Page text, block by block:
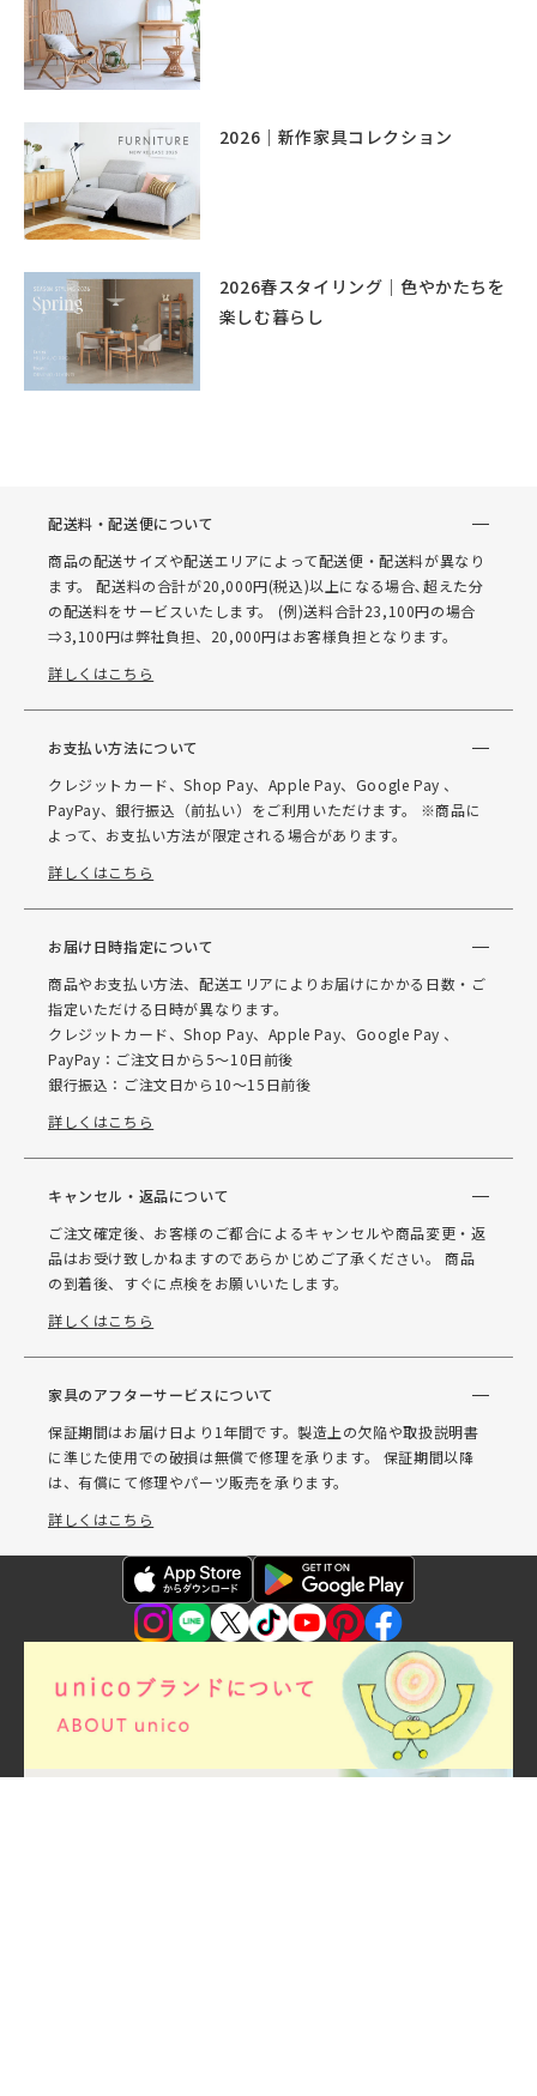
2026｜新作家具コレクション
2026春スタイリング｜色やかたちを
楽しむ暮らし
配送料・配送便について
商品の配送サイズや配送エリアによって配送便・配送料が異なり
ます。 配送料の合計が20,000円(税込)以上になる場合､超えた分
の配送料をサービスいたします。 (例)送料合計23,100円の場合
⇒3,100円は弊社負担、20,000円はお客様負担となります。
詳しくはこちら
お支払い方法について
クレジットカード、Shop Pay、Apple Pay、Google Pay 、
PayPay、銀行振込（前払い）をご利用いただけます。 ※商品に
よって、お支払い方法が限定される場合があります。
詳しくはこちら
お届け日時指定について
商品やお支払い方法、配送エリアによりお届けにかかる日数・ご
指定いただける日時が異なります。
クレジットカード、Shop Pay、Apple Pay、Google Pay 、
PayPay：ご注文日から5～10日前後
銀行振込：ご注文日から10～15日前後
詳しくはこちら
キャンセル・返品について
ご注文確定後、お客様のご都合によるキャンセルや商品変更・返
品はお受け致しかねますのであらかじめご了承ください。 商品
の到着後、すぐに点検をお願いいたします。
詳しくはこちら
家具のアフターサービスについて
保証期間はお届け日より1年間です。製造上の欠陥や取扱説明書
に準じた使用での破損は無償で修理を承ります。 保証期間以降
は、有償にて修理やパーツ販売を承ります。
詳しくはこちら